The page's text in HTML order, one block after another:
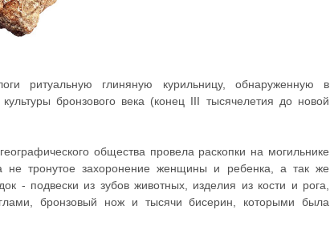
ритуальную глиняную курильницу, обнаруженную в
культуры бронзового века (конец III тысячелетия до новой
общества провела раскопки на могильнике
не тронутое захоронение женщины и ребенка, а так же
- подвески из зубов животных, изделия из кости и рога,
бронзовый нож и тысячи бисерин, которыми была